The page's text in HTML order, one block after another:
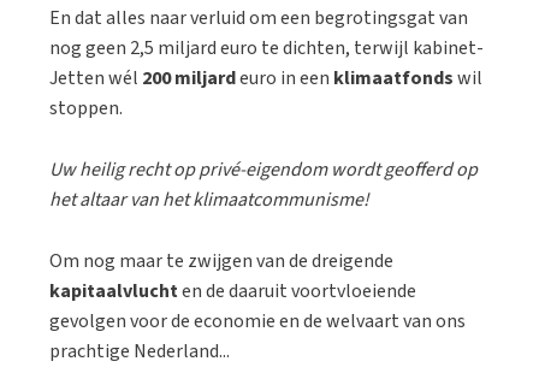
En dat alles naar verluid om een begrotingsgat van
nog geen 2,5 miljard euro te dichten, terwijl kabinet-
Jetten wél 200 miljardeuro in een klimaatfondswil
stoppen.
Uw heilig recht op privé-eigendom wordt geofferd op
het altaar van het klimaatcommunisme!
Om nog maar te zwijgen van de dreigende
kapitaalvluchten de daaruit voortvloeiende
gevolgen voor de economie en de welvaart van ons
prachtige Nederland...